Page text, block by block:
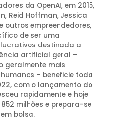
da OpenAI, em 2015,
Reid Hoffman, Jessica
outros empreendedores,
de ser uma
destinada a
artificial geral –
geralmente mais
– beneficie toda
com o lançamento do
rapidamente e hoje
milhões e prepara-se
bolsa.